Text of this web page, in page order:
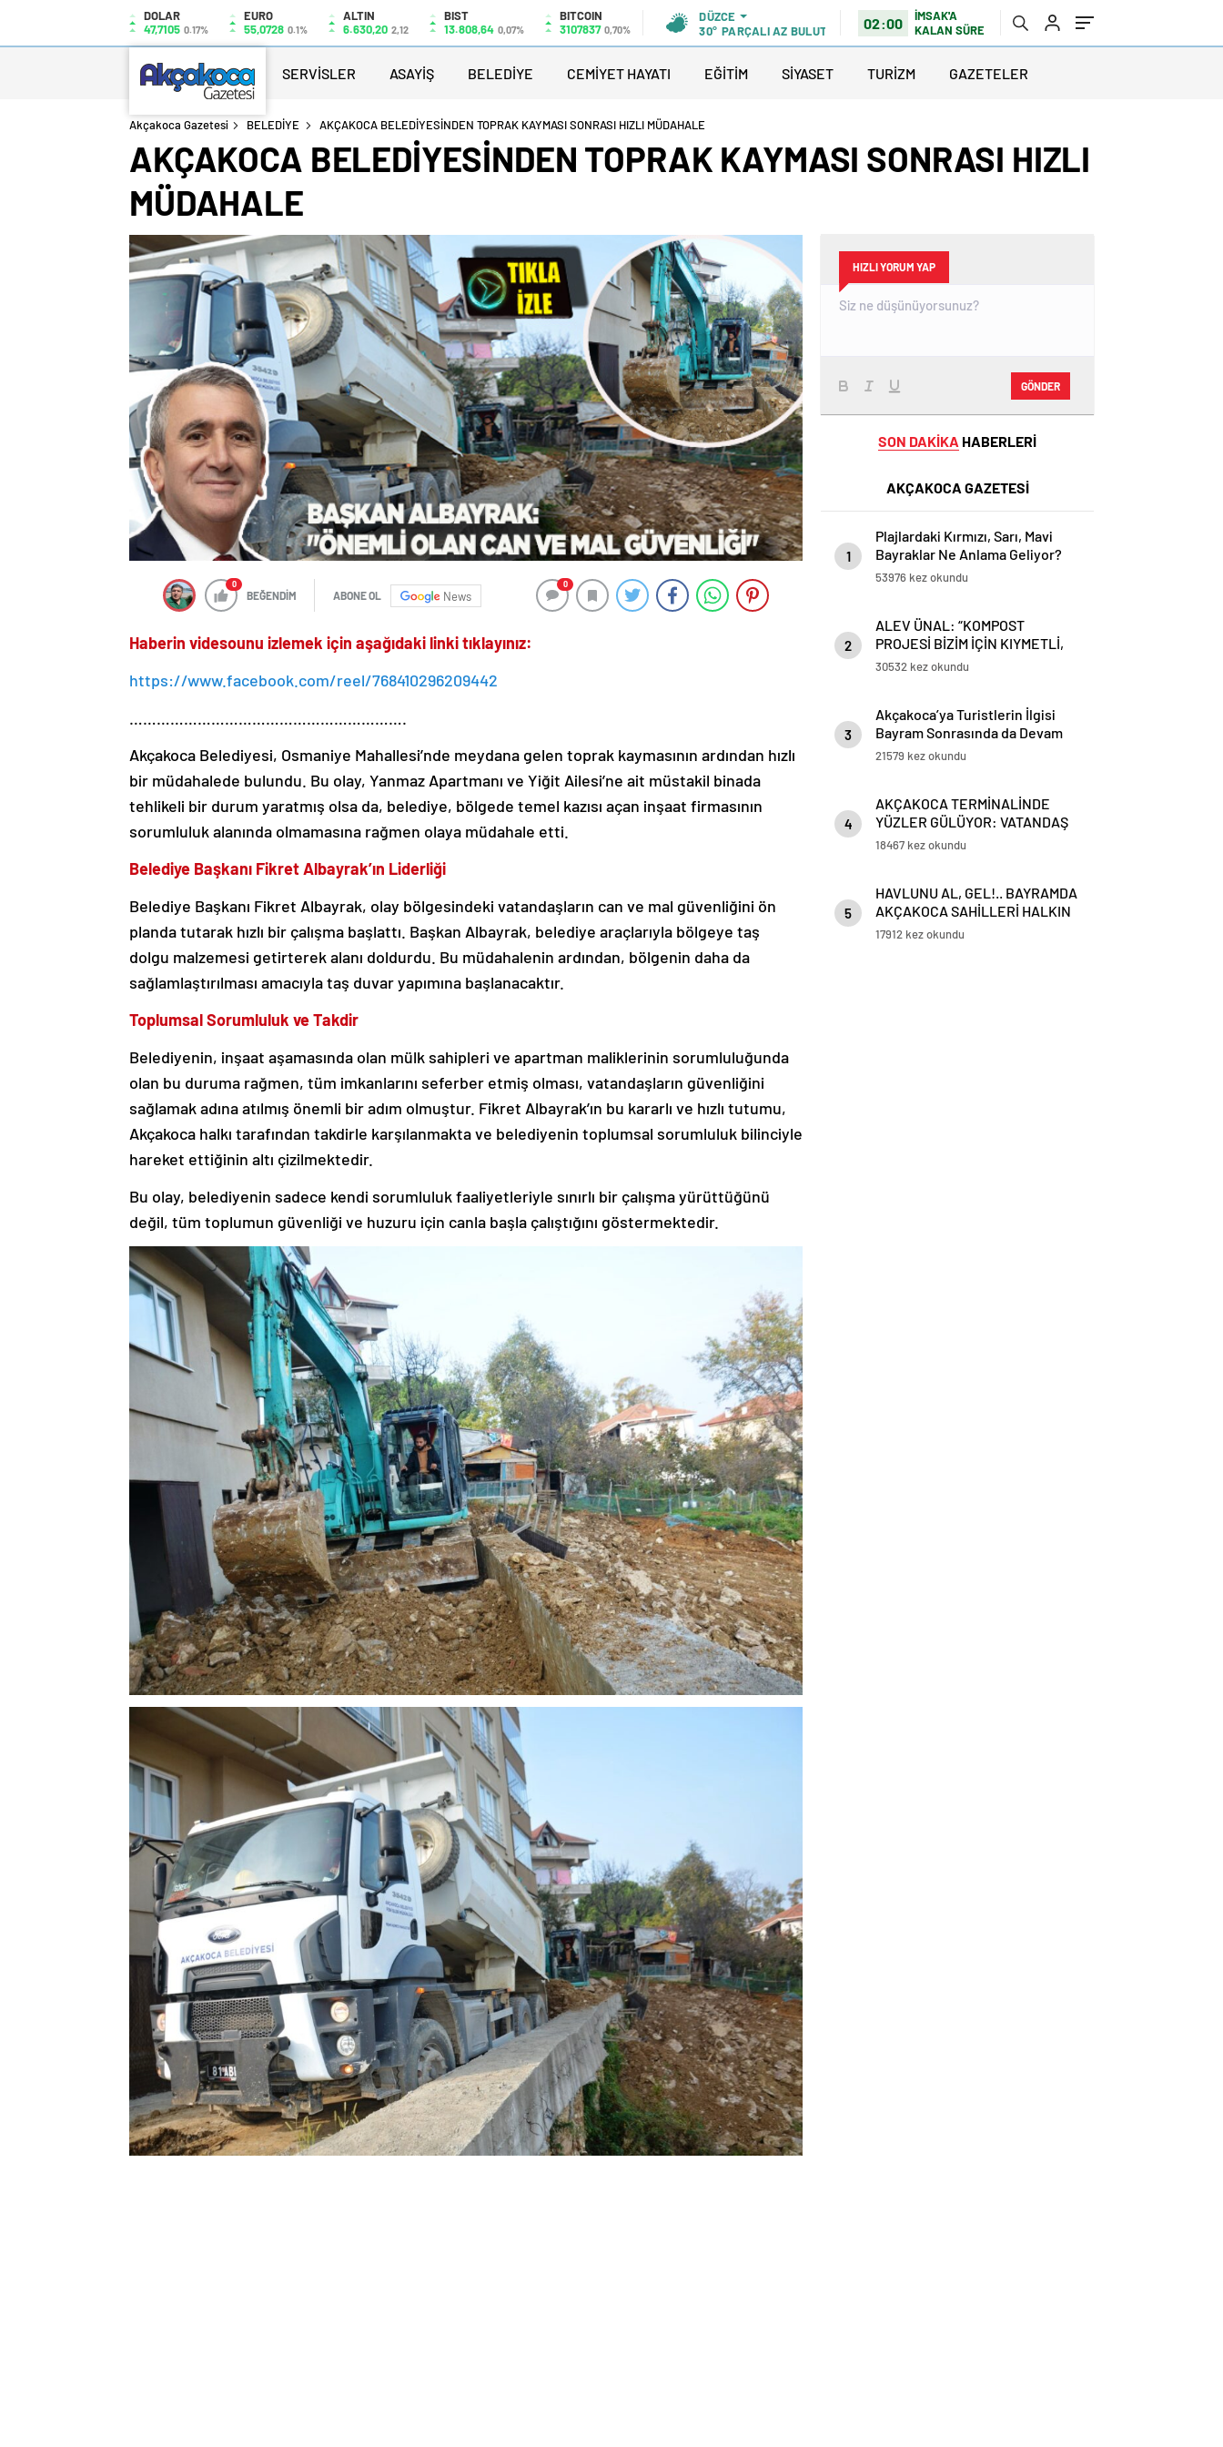
DOLAR
47,7105 0.17%
EURO
55,0728 0.1%
ALTIN
6.630,20 2,12
BIST
13.808,64 0,07%
BITCOIN
3107837 0,70%
DÜZCE
30° PARÇALI AZ BULUTLU 02:00
İMSAK'A
KALAN SÜRE
SERVİSLER ASAYİŞ BELEDİYE CEMİYET HAYATI EĞİTİM SİYASET TURİZM GAZETELER
Akçakoca Gazetesi BELEDİYE AKÇAKOCA BELEDİYESİNDEN TOPRAK KAYMASI SONRASI HIZLI MÜDAHALE
AKÇAKOCA BELEDİYESİNDEN TOPRAK KAYMASI SONRASI HIZLI
MÜDAHALE
0
BEĞENDİM ABONE OL News
0
Haberin videsounu izlemek için aşağıdaki linki tıklayınız:
https://www.facebook.com/reel/768410296209442
…………………………………………………….
Akçakoca Belediyesi, Osmaniye Mahallesi’nde meydana gelen toprak kaymasının ardından hızlı
bir müdahalede bulundu. Bu olay, Yanmaz Apartmanı ve Yiğit Ailesi’ne ait müstakil binada
tehlikeli bir durum yaratmış olsa da, belediye, bölgede temel kazısı açan inşaat firmasının
sorumluluk alanında olmamasına rağmen olaya müdahale etti.
Belediye Başkanı Fikret Albayrak’ın Liderliği
Belediye Başkanı Fikret Albayrak, olay bölgesindeki vatandaşların can ve mal güvenliğini ön
planda tutarak hızlı bir çalışma başlattı. Başkan Albayrak, belediye araçlarıyla bölgeye taş
dolgu malzemesi getirterek alanı doldurdu. Bu müdahalenin ardından, bölgenin daha da
sağlamlaştırılması amacıyla taş duvar yapımına başlanacaktır.
Toplumsal Sorumluluk ve Takdir
Belediyenin, inşaat aşamasında olan mülk sahipleri ve apartman maliklerinin sorumluluğunda
olan bu duruma rağmen, tüm imkanlarını seferber etmiş olması, vatandaşların güvenliğini
sağlamak adına atılmış önemli bir adım olmuştur. Fikret Albayrak’ın bu kararlı ve hızlı tutumu,
Akçakoca halkı tarafından takdirle karşılanmakta ve belediyenin toplumsal sorumluluk bilinciyle
hareket ettiğinin altı çizilmektedir.
Bu olay, belediyenin sadece kendi sorumluluk faaliyetleriyle sınırlı bir çalışma yürüttüğünü
değil, tüm toplumun güvenliği ve huzuru için canla başla çalıştığını göstermektedir.
HIZLI YORUM YAP
GÖNDER
SON DAKİKA HABERLERİ
AKÇAKOCA GAZETESİ
1
Plajlardaki Kırmızı, Sarı, Mavi
Bayraklar Ne Anlama Geliyor?
53976 kez okundu
2
ALEV ÜNAL: “KOMPOST
PROJESİ BİZİM İÇİN KIYMETLİ,
ÜRETİME GEÇECEĞİZ”
30532 kez okundu
3
Akçakoca’ya Turistlerin İlgisi
Bayram Sonrasında da Devam
Ediyor
21579 kez okundu
4
AKÇAKOCA TERMİNALİNDE
YÜZLER GÜLÜYOR: VATANDAŞ
VE ESNAFTAN ‘DEĞİŞİME’ TAM
18467 kez okundu
5
HAVLUNU AL, GEL!.. BAYRAMDA
AKÇAKOCA SAHİLLERİ HALKIN
HİZMETİNDE
17912 kez okundu